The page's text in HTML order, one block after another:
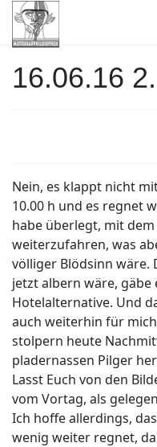
16.06.16
Nein, es klappt nicht
10.00 h und es regnet
habe überlegt, mit
weiterzufahren, was
völliger Blödsinn wäre.
jetzt albern wäre, gäbe
Hotelalternative. Und
auch weiterhin für
stolpern heute
pladernassen Pilger
Lasst Euch von den
vom Vortag, als
Ich hoffe allerdings,
wenig weiter regnet,